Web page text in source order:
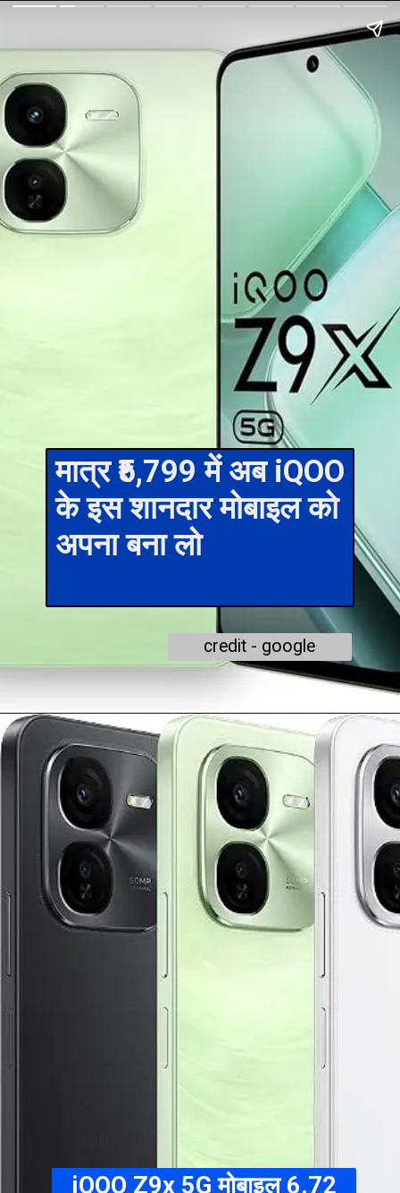
मात्र ₹5,799 में अब iQOO
के इस शानदार मोबाइल को
अपना बना लो
credit - google
iQOO Z9x 5G मोबाइल 6.72